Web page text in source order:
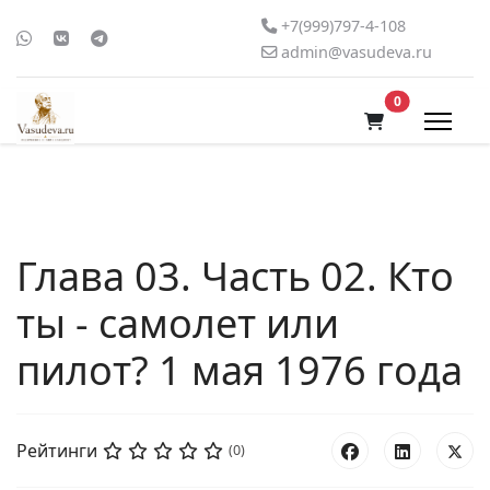
+7(999)797-4-108
admin@vasudeva.ru
0В корзину
Глава 03. Часть 02. Кто
ты - самолет или
пилот? 1 мая 1976 года
Рейтинги (0)